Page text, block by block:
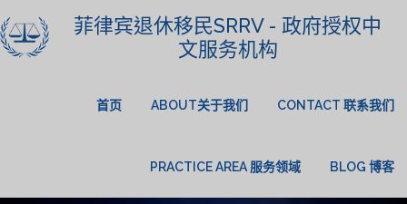
菲律宾退休移民SRRV - 政府授权中
文服务机构
首页 ABOUT关于我们 CONTACT 联系我们
PRACTICE AREA 服务领域 BLOG 博客